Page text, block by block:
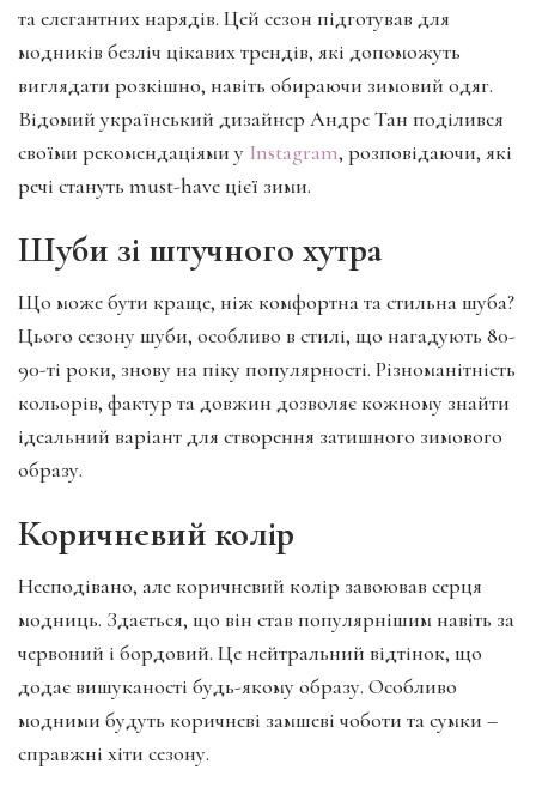
та елегантних нарядів. Цей сезон підготував для
модників безліч цікавих трендів, які допоможуть
виглядати розкішно, навіть обираючи зимовий одяг.
Відомий український дизайнер Андре Тан поділився
своїми рекомендаціями у Instagram, розповідаючи, які
речі стануть must-have цієї зими.
Шуби зі штучного хутра
Що може бути краще, ніж комфортна та стильна шуба?
Цього сезону шуби, особливо в стилі, що нагадують 80-
90-ті роки, знову на піку популярності. Різноманітність
кольорів, фактур та довжин дозволяє кожному знайти
ідеальний варіант для створення затишного зимового
образу.
Коричневий колір
Несподівано, але коричневий колір завоював серця
модниць. Здається, що він став популярнішим навіть за
червоний і бордовий. Це нейтральний відтінок, що
додає вишуканості будь-якому образу. Особливо
модними будуть коричневі замшеві чоботи та сумки –
справжні хіти сезону.